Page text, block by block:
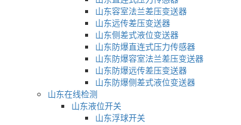
山东容室法兰差压变送器
山东远传差压变送器
山东侧差式液位变送器
山东防爆直连式压力传感器
山东防爆容室法兰差压变送器
山东防爆远传差压变送器
山东防爆侧差式液位变送器
山东在线检测
山东液位开关
山东浮球开关